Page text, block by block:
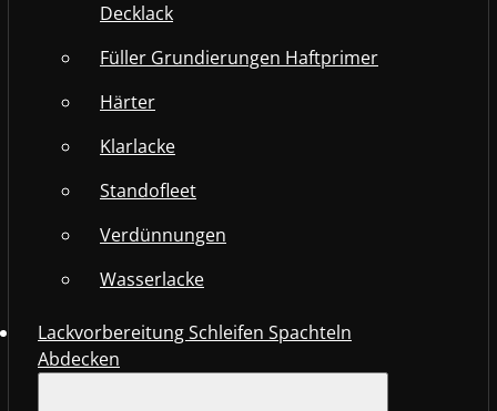
Decklack
Füller Grundierungen Haftprimer
Härter
Klarlacke
Standofleet
Verdünnungen
Wasserlacke
Lackvorbereitung Schleifen Spachteln
Abdecken